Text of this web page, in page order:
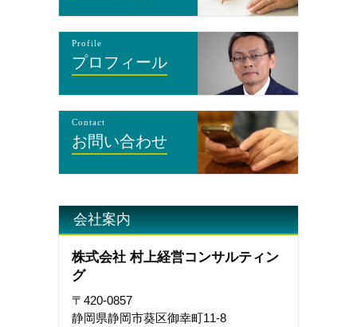
Profile
プロフィール
Contact
お問い合わせ
会社案内
株式会社 村上経営コンサルティン
グ
〒420-0857
静岡県静岡市葵区御幸町11-8